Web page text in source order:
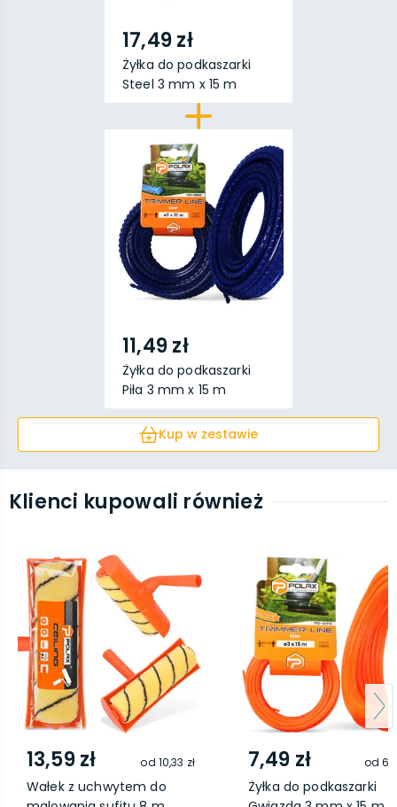
17,49 zł
Żyłka do podkaszarki
Steel 3 mm x 15 m
11,49 zł
Żyłka do podkaszarki
Piła 3 mm x 15 m
Kup w zestawie
Klienci kupowali również
13,59 zł od 10,33 zł
Wałek z uchwytem do
7,49 zł od
Żyłka do podkaszarki